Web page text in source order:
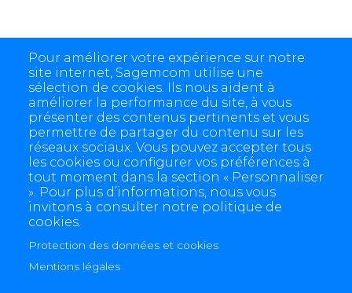
Pour améliorer votre expérience sur notre
site internet, Sagemcom utilise une
sélection de cookies. Ils nous aident à
améliorer la performance du site, à vous
présenter des contenus pertinents et vous
permettre de partager du contenu sur les
réseaux sociaux. Vous pouvez accepter tous
les cookies ou configurer vos préférences à
tout moment dans la section « Personnaliser
». Pour plus d’informations, nous vous
invitons à consulter notre politique de
cookies.
Protection des données et cookies
Mentions légales
4 allée des Messageries, 92270 Bois-Colombes, France
+(33) 1 57 61 10 00